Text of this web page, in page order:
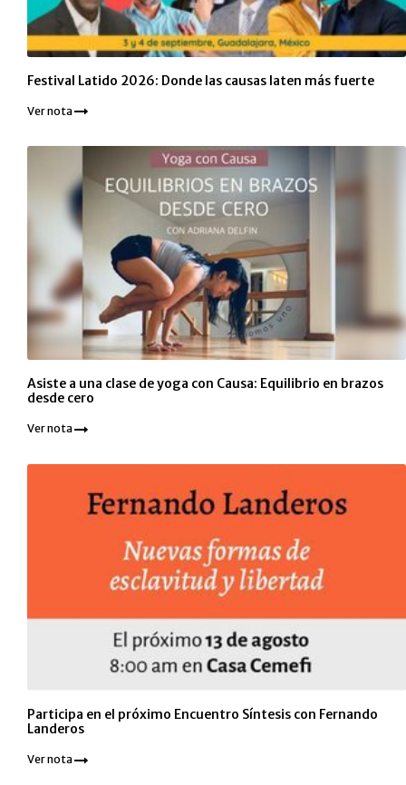
Festival Latido 2026: Donde las causas laten más fuerte
Ver nota
Asiste a una clase de yoga con Causa: Equilibrio en brazos
desde cero
Ver nota
Participa en el próximo Encuentro Síntesis con Fernando
Landeros
Ver nota